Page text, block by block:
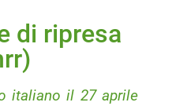
di ripresa
italiano il 27 aprile